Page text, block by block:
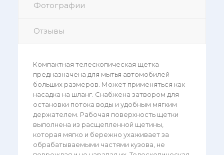
Фотографии
Отзывы
Компактная телескопическая щетка
предназначена для мытья автомобилей
больших размеров. Может применяться как
насадка на шланг. Снабжена затвором для
остановки потока воды и удобным мягким
держателем. Рабочая поверхность щетки
выполнена из расщепленной щетины,
которая мягко и бережно ухаживает за
обрабатываемыми частями кузова, не